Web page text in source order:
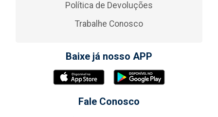
Política de Devoluções
Trabalhe Conosco
Baixe já nosso APP
Fale Conosco